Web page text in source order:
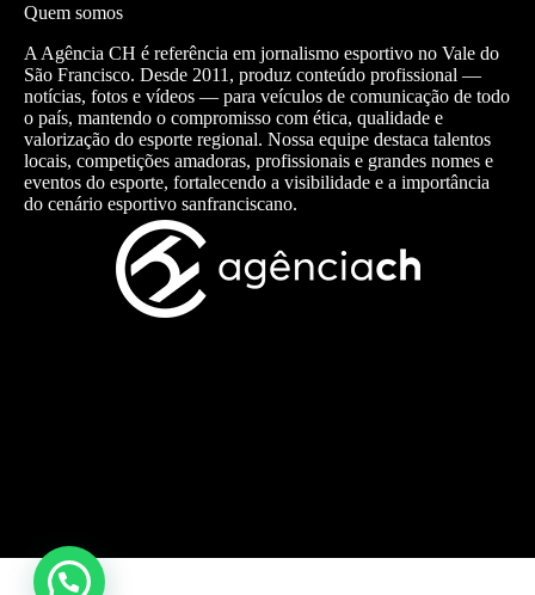
Quem somos
A Agência CH é referência em jornalismo esportivo no Vale do
São Francisco. Desde 2011, produz conteúdo profissional —
notícias, fotos e vídeos — para veículos de comunicação de todo
o país, mantendo o compromisso com ética, qualidade e
valorização do esporte regional. Nossa equipe destaca talentos
locais, competições amadoras, profissionais e grandes nomes e
eventos do esporte, fortalecendo a visibilidade e a importância
do cenário esportivo sanfranciscano.